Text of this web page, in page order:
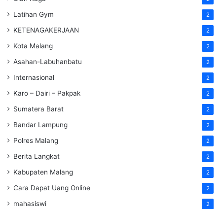
Latihan Gym 2
KETENAGAKERJAAN 2
Kota Malang 2
Asahan-Labuhanbatu 2
Internasional 2
Karo – Dairi – Pakpak 2
Sumatera Barat 2
Bandar Lampung 2
Polres Malang 2
Berita Langkat 2
Kabupaten Malang 2
Cara Dapat Uang Online 2
mahasiswi 2